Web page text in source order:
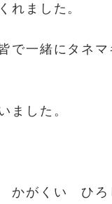
れました。
で一緒にタネ
ました。
がくい ひろ